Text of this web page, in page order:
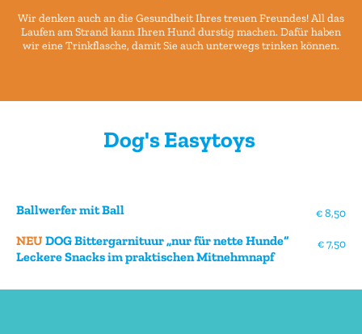
Wir denken auch an die Gesundheit Ihres treuen Freundes! All das
Laufen am Strand kann Ihren Hund durstig machen. Dafür haben
wir eine Trinkflasche, damit Sie auch unterwegs trinken können.
Dog's Easytoys
Ballwerfer mit Ball € 8,50
NEU DOG Bittergarnituur „nur für nette Hunde“
Leckere Snacks im praktischen Mitnehmnapf
€ 7,50